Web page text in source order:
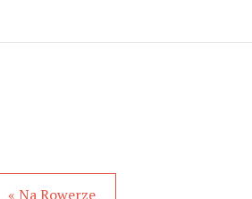
« Na Rowerze